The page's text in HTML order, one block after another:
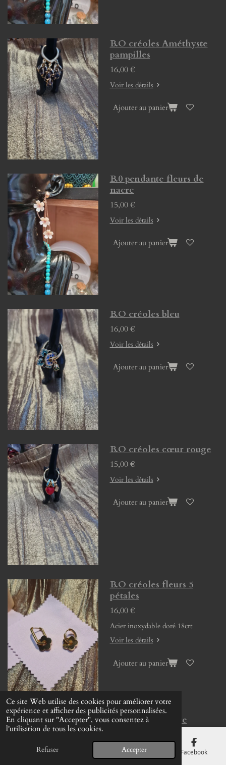
Ce site Web utilise des cookies pour améliorer votre
expérience et afficher des publicités personnalisées.
En cliquant sur "Accepter", vous consentez à
l'utilisation de tous les cookies.
Refuser Accepter
B.O créoles Améthyste
pampilles
16,00 €
Voir les détails
Ajouter au panier
B.0 pendante fleurs de
nacre
15,00 €
Voir les détails
Ajouter au panier
B.O créoles bleu
16,00 €
Voir les détails
Ajouter au panier
B.O créoles cœur rouge
15,00 €
Voir les détails
Ajouter au panier
B.O créoles fleurs 5
pétales
16,00 €
Acier inoxydable doré 18crt
Voir les détails
Ajouter au panier
B.O créoles pierre
13,00 €
E-mail Carte Facebook